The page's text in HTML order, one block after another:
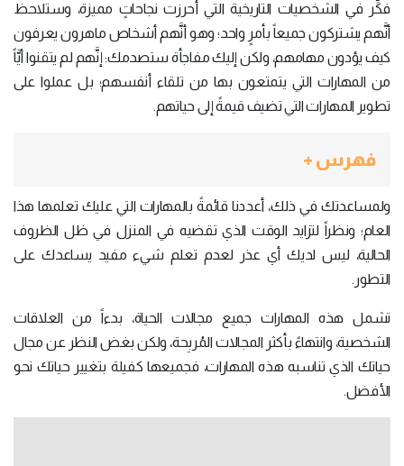
فكِّر في الشخصيات التاريخية التي أحرزت نجاحاتٍ مميزة، وستلاحظ
أنَّهم يشتركون جميعاً بأمرٍ واحد؛ وهو أنَّهم أشخاص ماهرون يعرفون
كيف يؤدون مهامهم، ولكن إليك مفاجأة ستصدمك: إنَّهم لم يتقنوا أيَّاً
من المهارات التي يتمتعون بها من تلقاء أنفسهم؛ بل عملوا على
تطوير المهارات التي تضيف قيمةً إلى حياتهم.
فهرس +
ولمساعدتك في ذلك، أعددنا قائمةً بالمهارات التي عليك تعلمها هذا
العام؛ ونظراً لتزايد الوقت الذي تقضيه في المنزل في ظل الظروف
الحالية، ليس لديك أي عذر لعدم تعلم شيء مفيد يساعدك على
التطور.
تشمل هذه المهارات جميع مجالات الحياة، بدءاً من العلاقات
الشخصية، وانتهاءً بأكثر المجالات المُربِحة، ولكن بغض النظر عن مجال
حياتك الذي تناسبه هذه المهارات، فجميعها كفيلة بتغيير حياتك نحو
الأفضل.